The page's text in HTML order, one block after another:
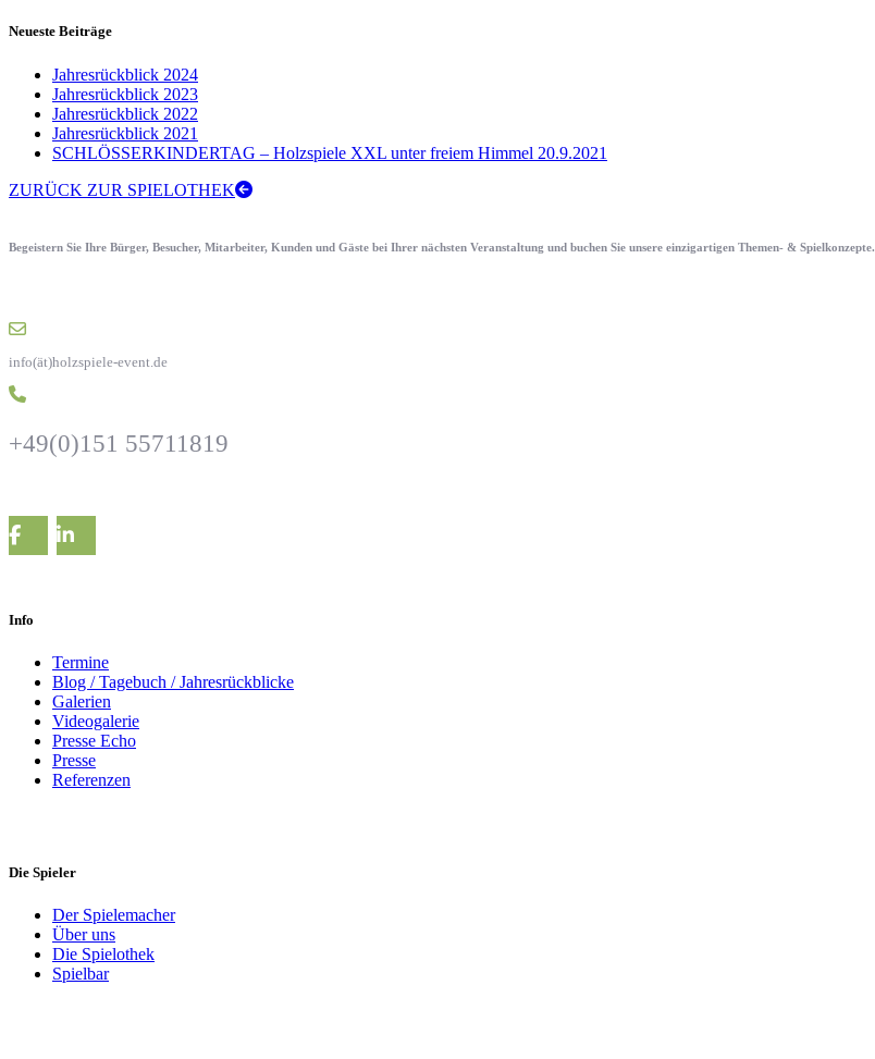
Neueste Beiträge
Jahresrückblick 2024
Jahresrückblick 2023
Jahresrückblick 2022
Jahresrückblick 2021
SCHLÖSSERKINDERTAG – Holzspiele XXL unter freiem Himmel 20.9.2021
ZURÜCK ZUR SPIELOTHEK
Begeistern Sie Ihre Bürger, Besucher, Mitarbeiter, Kunden und Gäste bei Ihrer nächsten Veranstaltung und buchen Sie unsere einzigartigen Themen- & Spielkonzepte.
info(ät)holzspiele-event.de
+49(0)151 55711819
Info
Termine
Blog / Tagebuch / Jahresrückblicke
Galerien
Videogalerie
Presse Echo
Presse
Referenzen
Die Spieler
Der Spielemacher
Über uns
Die Spielothek
Spielbar